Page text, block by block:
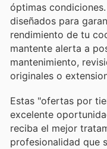
óptimas
diseñados para
rendimiento de tu
mantente alerta a
mantenimiento,
originales o
Estas "ofertas por
excelente
reciba el mejor
profesionalidad que